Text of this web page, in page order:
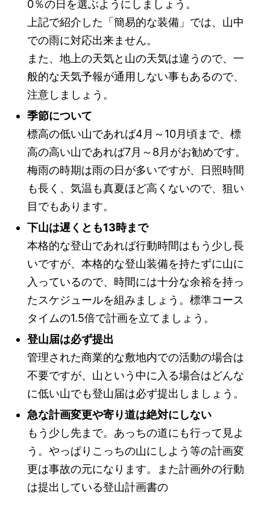
0％の日を選ぶようにしましょう。
上記で紹介した「簡易的な装備」では、山中
での雨に対応出来ません。
また、地上の天気と山の天気は違うので、一
般的な天気予報が通用しない事もあるので、
注意しましょう。
季節について
標高の低い山であれば4月～10月頃まで、標
高の高い山であれば7月～8月がお勧めです。
梅雨の時期は雨の日が多いですが、日照時間
も長く、気温も真夏ほど高くないので、狙い
目でもあります。
下山は遅くとも13時まで
本格的な登山であれば行動時間はもう少し長
いですが、本格的な登山装備を持たずに山に
入っているので、時間には十分な余裕を持っ
たスケジュールを組みましょう。標準コース
タイムの1.5倍で計画を立てましょう。
登山届は必ず提出
管理された商業的な敷地内での活動の場合は
不要ですが、山という中に入る場合はどんな
に低い山でも登山届は必ず提出しましょう。
急な計画変更や寄り道は絶対にしない
もう少し先まで。あっちの道にも行って見よ
う。やっぱりこっちの山にしよう等の計画変
更は事故の元になります。また計画外の行動
は提出している登山計画書の